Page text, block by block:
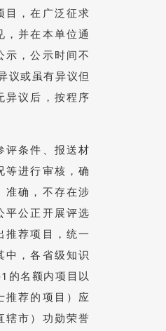
目，在广泛征求
，并在本单位通
示，公示时间不
议或虽有异议但
异议后，按程序
评条件、报送材
等进行审核，确
准确，不存在涉
平公正开展评选
推荐项目，统一
中，各省级知识
的名额内项目以
推荐的项目）应
辖市）功勋荣誉